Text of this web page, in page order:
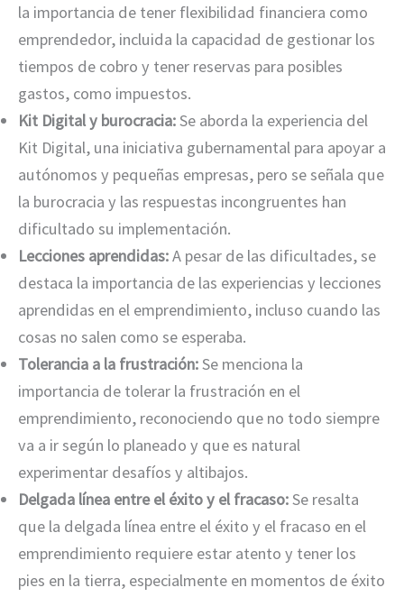
la importancia de tener flexibilidad financiera como
emprendedor, incluida la capacidad de gestionar los
tiempos de cobro y tener reservas para posibles
gastos, como impuestos.
Kit Digital y burocracia:Se aborda la experiencia del
Kit Digital, una iniciativa gubernamental para apoyar a
autónomos y pequeñas empresas, pero se señala que
la burocracia y las respuestas incongruentes han
dificultado su implementación.
Lecciones aprendidas:A pesar de las dificultades, se
destaca la importancia de las experiencias y lecciones
aprendidas en el emprendimiento, incluso cuando las
cosas no salen como se esperaba.
Tolerancia a la frustración:Se menciona la
importancia de tolerar la frustración en el
emprendimiento, reconociendo que no todo siempre
va a ir según lo planeado y que es natural
experimentar desafíos y altibajos.
Delgada línea entre el éxito y el fracaso:Se resalta
que la delgada línea entre el éxito y el fracaso en el
emprendimiento requiere estar atento y tener los
pies en la tierra, especialmente en momentos de éxito